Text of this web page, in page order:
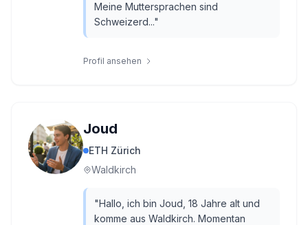
Meine Muttersprachen sind
Schweizerd..."
Profil ansehen
Joud
ETH Zürich
Waldkirch
"Hallo, ich bin Joud, 18 Jahre alt und
komme aus Waldkirch. Momentan